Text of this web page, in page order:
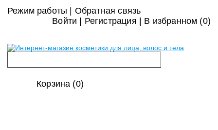
Режим работы
Обратная связь
Войти
Регистрация В избранном (0)
Корзина (0)